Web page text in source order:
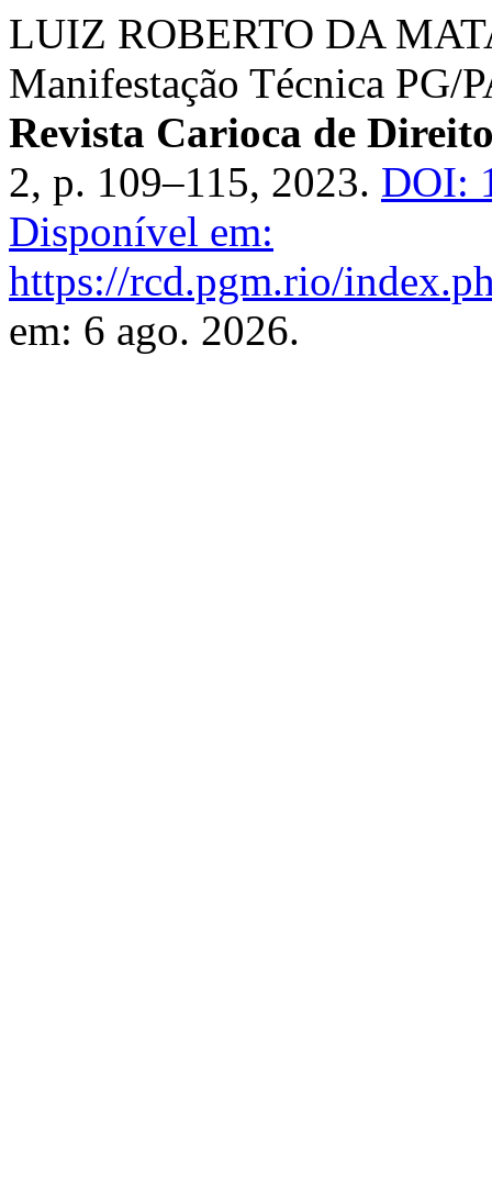
LUIZ ROBERTO DA
Manifestação Técnica
Revista Carioca de
2, p. 109–115, 2023. DOI:
Disponível em:
https://rcd.pgm.rio/
em: 6 ago. 2026.